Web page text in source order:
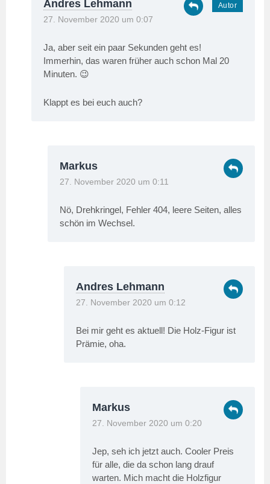
Andres Lehmann
27. November 2020 um 0:07
Ja, aber seit ein paar Sekunden geht es!
Immerhin, das waren früher auch schon Mal 20
Minuten. 😉
Klappt es bei euch auch?
Markus
27. November 2020 um 0:11
Nö, Drehkringel, Fehler 404, leere Seiten, alles
schön im Wechsel.
Andres Lehmann
27. November 2020 um 0:12
Bei mir geht es aktuell! Die Holz-Figur ist
Prämie, oha.
Markus
27. November 2020 um 0:20
Jep, seh ich jetzt auch. Cooler Preis
für alle, die da schon lang drauf
warten. Mich macht die Holzfigur